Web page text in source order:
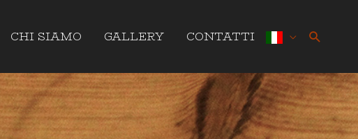
CHI SIAMO GALLERY CONTATTI Cerca